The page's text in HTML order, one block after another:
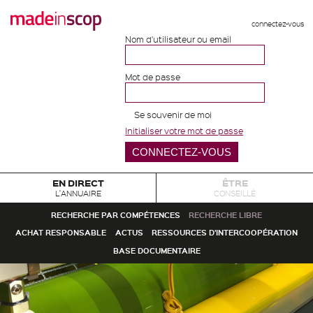
connectez-vous
Nom d'utilisateur ou email
Mot de passe
Se souvenir de moi
Initialiser votre mot de passe
EN DIRECT
L'ANNUAIRE
ÊTRE
CONSEILLÉ
RECHERCHE PAR COMPÉTENCES
RECHERCHE LIBRE
ACHAT RESPONSABLE
ACTUS
RESSOURCES D'INTERCOOPÉRATION
BASE DOCUMENTAIRE